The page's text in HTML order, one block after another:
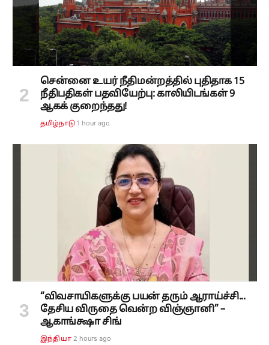
சென்னை உயர் நீதிமன்றத்தில் புதிதாக 15
நீதிபதிகள் பதவியேற்பு: காலியிடங்கள் 9
ஆகக் குறைந்தது!
தமிழ்நாடு 1 hour ago
“விவசாயிகளுக்கு பயன் தரும் ஆராய்ச்சி...
தேசிய விருதை வென்ற விஞ்ஞானி” –
ஆகாங்க்ஷா சிங்
இந்தியா 2 hours ago